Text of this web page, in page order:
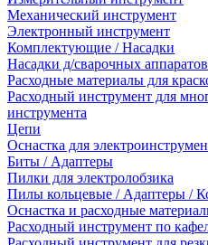
Механический инструмент
Электронный инструмент
Комплектующие / Насадки
Насадки д/сварочных аппаратов
Расходные материалы для
Расходный инструмент для
инструмента
Цепи
Оснастка для
Биты / Адаптеры
Пилки для электролобзика
Пилы кольцевые / Адаптеры /
Оснастка и расходные
Расходный инструмент по